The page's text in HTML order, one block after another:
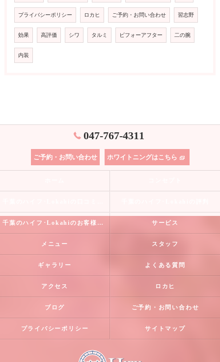
プライバシーポリシー ロカヒ ご予約・お問い合わせ 習志野
効果 高評価 シワ タルミ ビフォーアフター 二の腕
内装
047-767-4311
ご予約・お問い合わせ ホワイトニングはこちら
千葉のハイフ･Lokahiのお客様の声 サービス
メニュー スタッフ
ギャラリー よくある質問
アクセス ロカヒ
ブログ ご予約・お問い合わせ
プライバシーポリシー サイトマップ